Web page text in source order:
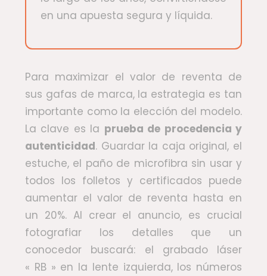
en una apuesta segura y líquida.
Para maximizar el valor de reventa de
sus gafas de marca, la estrategia es tan
importante como la elección del modelo.
La clave es la prueba de procedencia y
autenticidad. Guardar la caja original, el
estuche, el paño de microfibra sin usar y
todos los folletos y certificados puede
aumentar el valor de reventa hasta en
un 20%. Al crear el anuncio, es crucial
fotografiar los detalles que un
conocedor buscará: el grabado láser
« RB » en la lente izquierda, los números